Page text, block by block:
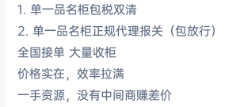
1. 单一品名柜包税双清
2. 单一品名柜正规代理报关（包放行）
全国接单 大量收柜
价格实在，效率拉满
一手资源，没有中间商赚差价